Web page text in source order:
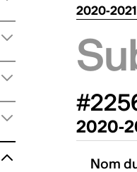
2020-
2020-
Nom